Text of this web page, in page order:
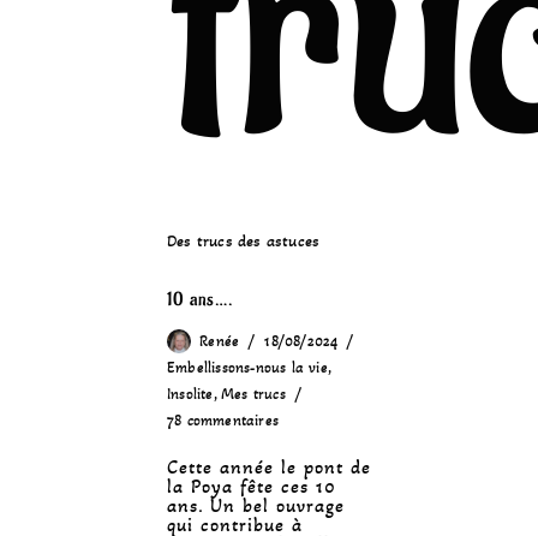
Des trucs des astuces
10 ans….
Renée
18/08/2024
Embellissons-nous la vie,
Insolite,Mes trucs
78 commentaires
Cette année le pont de
la Poya fête ces 10
ans. Un bel ouvrage
qui contribue à